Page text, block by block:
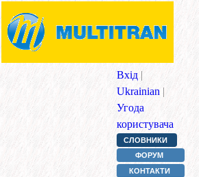
Вхід |
Ukrainian |
Угода
користувача
СЛОВНИКИ
ФОРУМ
КОНТАКТИ